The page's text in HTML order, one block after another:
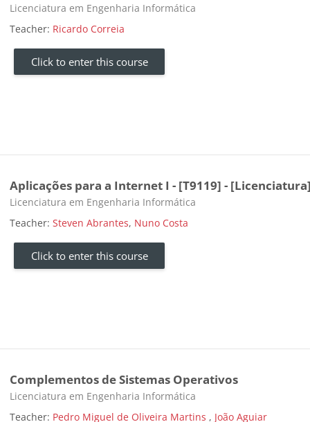
Course category
Licenciatura em Engenharia Informática
Teacher: Ricardo Correia
Click to enter this course
Aplicações para a Internet I - [T9119] -
Course category
Licenciatura em Engenharia Informática
Teacher:Steven Abrantes, Nuno Costa
Click to enter this course
Complementos de Sistemas Operativos
Course category
Licenciatura em Engenharia Informática
Teacher: ‎Pedro Miguel de Oliveira Martins ‎ , João Aguiar